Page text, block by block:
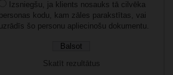
Izsniegšu, ja klients nosauks tā cilvēka
kodu, kam zāles parakstītas, vai
šo personu apliecinošu dokumentu.
Skatīt rezultātus